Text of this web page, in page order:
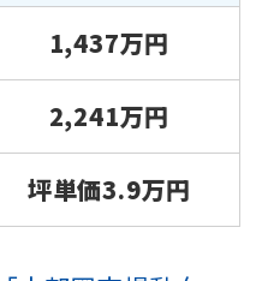
1,437万円
2,241万円
坪単価3.9万円